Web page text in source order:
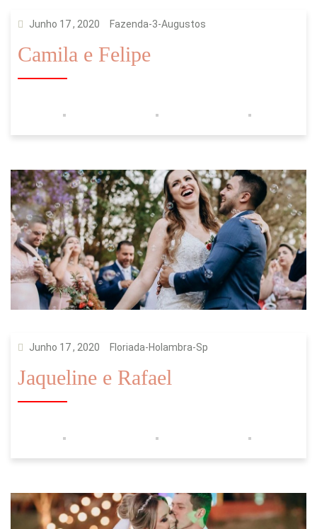
Junho 17 , 2020 Fazenda-3-Augustos
Camila e Felipe
Junho 17 , 2020 Floriada-Holambra-Sp
Jaqueline e Rafael